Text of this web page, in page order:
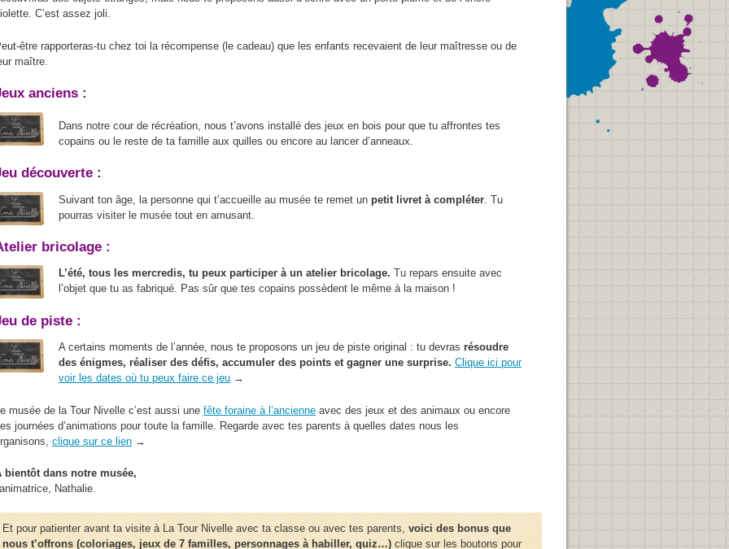
C’est assez joli.
être rapporteras-tu chez toi la récompense (le cadeau) que les enfants recevaient de leur maîtresse ou de
maître.
anciens :
Dans notre cour de récréation, nous t’avons installé des jeux en bois pour que tu affrontes tes
copains ou le reste de ta famille aux quilles ou encore au lancer d’anneaux.
découverte :
Suivant ton âge, la personne qui t’accueille au musée te remet un petit livret à compléter . Tu
pourras visiter le musée tout en amusant.
bricolage :
L’été, tous les mercredis, tu peux participer à un atelier bricolage. Tu repars ensuite avec
l’objet que tu as fabriqué. Pas sûr que tes copains possèdent le même à la maison !
de piste :
A certains moments de l’année, nous te proposons un jeu de piste original : tu devras résoudre
des énigmes, réaliser des défis, accumuler des points et gagner une surprise. Clique ici pour
voir les dates où tu peux faire ce jeu →
musée de la Tour Nivelle c’est aussi une fête foraine à l’ancienne avec des jeux et des animaux ou encore
journées d’animations pour toute la famille. Regarde avec tes parents à quelles dates nous les
clique sur ce lien →
bientôt dans notre musée,
Nathalie.
Et pour patienter avant ta visite à La Tour Nivelle avec ta classe ou avec tes parents, voici des bonus que
nous t’offrons (coloriages, jeux de 7 familles, personnages à habiller, quiz…) clique sur les boutons pour